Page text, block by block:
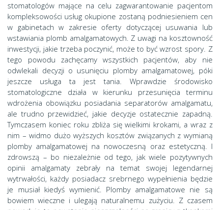
stomatologów mające na celu zagwarantowanie pacjentom
kompleksowości usług okupione zostaną podniesieniem cen
w gabinetach w zakresie oferty dotyczącej usuwania lub
wstawiania plomb amalgamatowych. Z uwagi na kosztowność
inwestycji, jakie trzeba poczynić, może to być wzrost spory. Z
tego powodu zachęcamy wszystkich pacjentów, aby nie
odwlekali decyzji o usunięciu plomby amalgamatowej, póki
jeszcze usługa ta jest tania. Wprawdzie środowisko
stomatologiczne działa w kierunku przesunięcia terminu
wdrożenia obowiązku posiadania separatorów amalgamatu,
ale trudno przewidzieć, jakie decyzje ostatecznie zapadną.
Tymczasem koniec roku zbliża się wielkimi krokami, a wraz z
nim – widmo dużo wyższych kosztów związanych z wymianą
plomby amalgamatowej na nowoczesną oraz estetyczną. I
zdrowszą – bo niezależnie od tego, jak wiele pozytywnych
opinii amalgamaty zebrały na temat swojej legendarnej
wytrwałości, każdy posiadacz srebrnego wypełnienia będzie
je musiał kiedyś wymienić. Plomby amalgamatowe nie są
bowiem wieczne i ulegają naturalnemu zużyciu. Z czasem